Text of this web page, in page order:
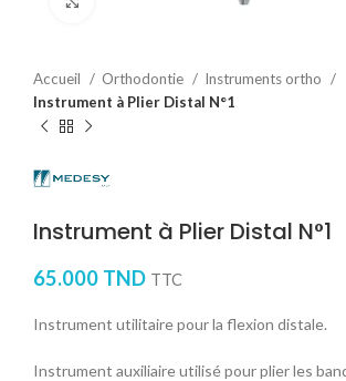
Accueil Orthodontie
Instruments ortho
Instrument à Plier Distal N°1
Instrument à Plier Distal N°1
65.000 TND TTC
Instrument utilitaire pour la flexion distale.
Instrument auxiliaire utilisé pour plier les